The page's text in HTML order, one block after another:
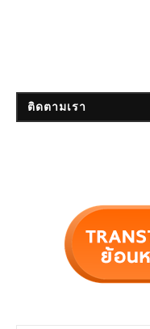
ติดตามเรา